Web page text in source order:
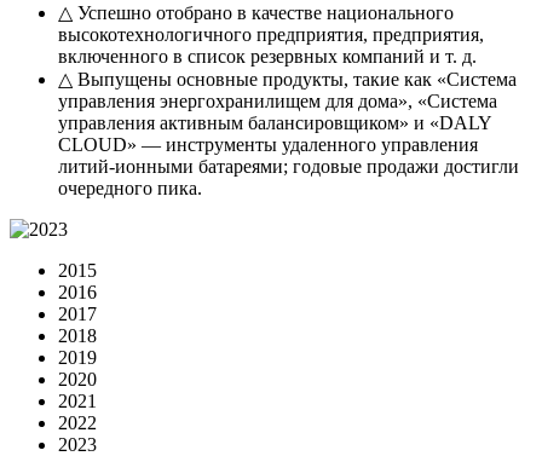
△ Успешно отобрано в качестве национального
высокотехнологичного предприятия, предприятия,
включенного в список резервных компаний и т. д.
△ Выпущены основные продукты, такие как «Система
управления энергохранилищем для дома», «Система
управления активным балансировщиком» и «DALY
CLOUD» — инструменты удаленного управления
литий-ионными батареями; годовые продажи достигли
очередного пика.
2015
2016
2017
2018
2019
2020
2021
2022
2023